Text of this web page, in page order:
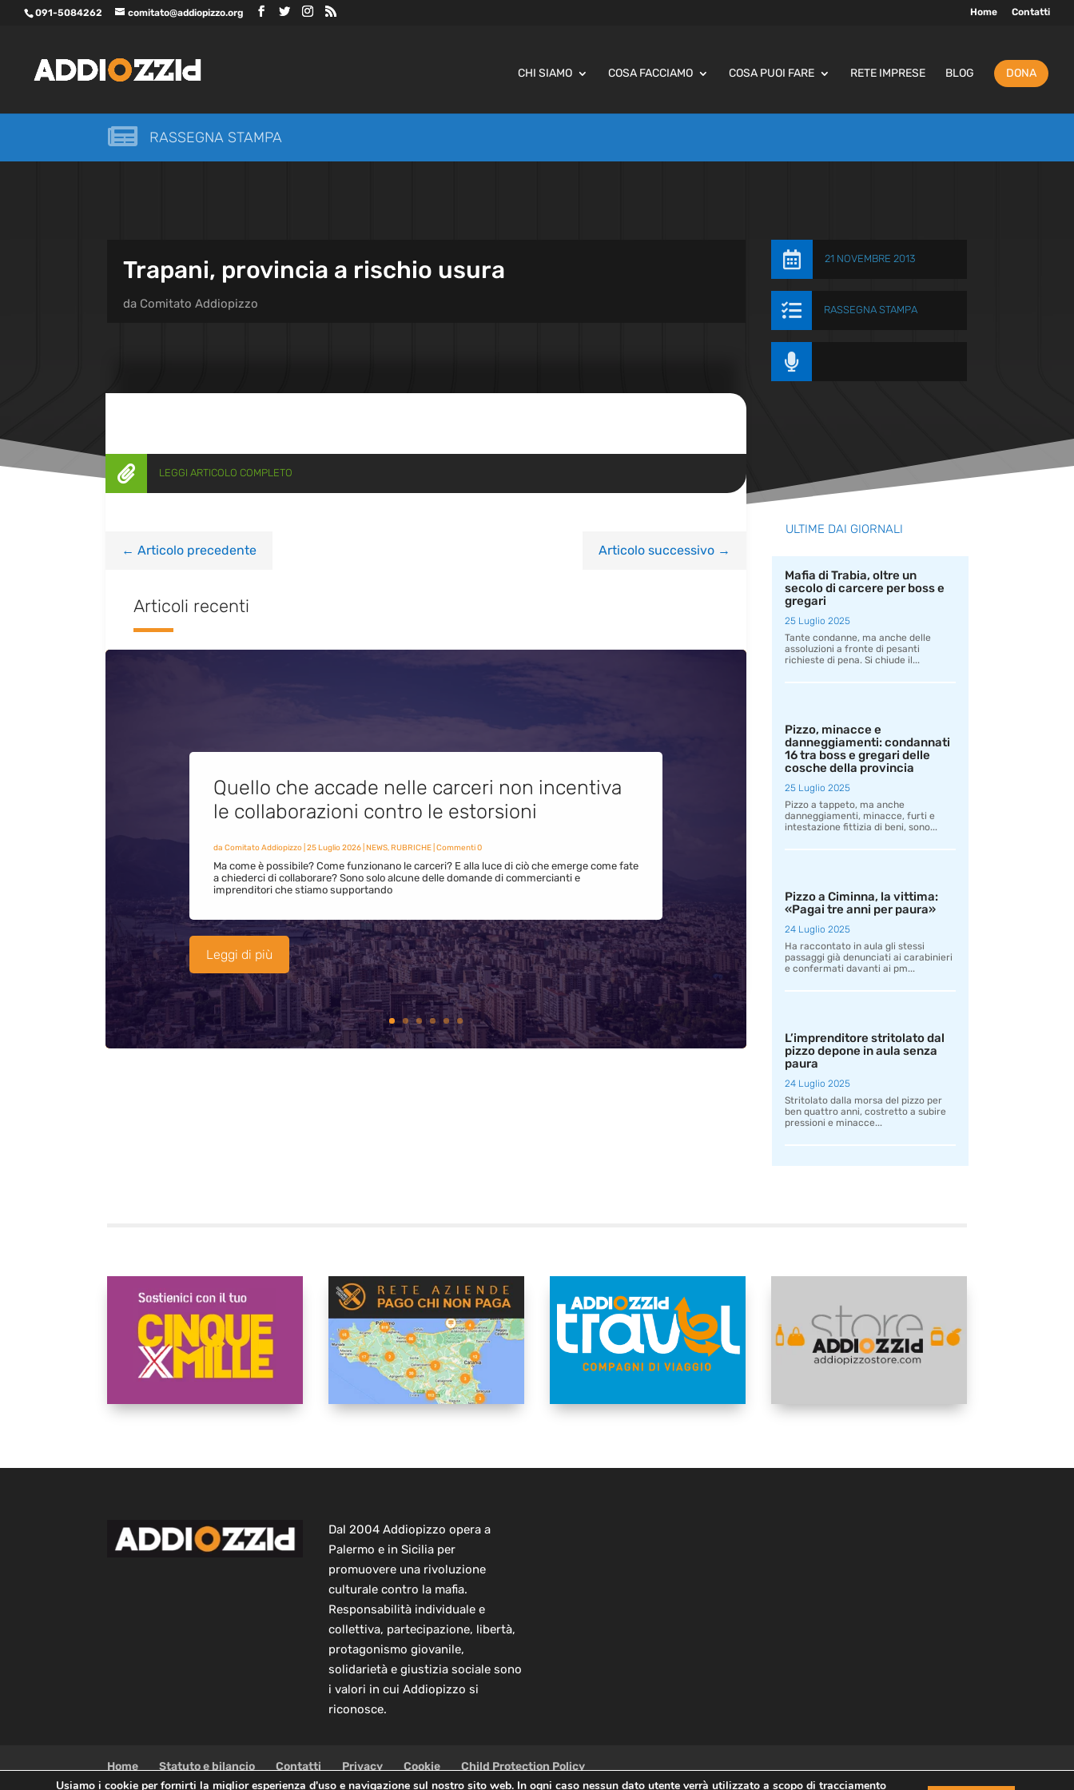
091-5084262 comitato@addiopizzo.org Home Contatti
CHI SIAMO COSA FACCIAMO COSA PUOI FARE RETE IMPRESE BLOG DONA
 RASSEGNA STAMPA
Trapani, provincia a rischio usura
da Comitato Addiopizzo
 21 NOVEMBRE 2013
 RASSEGNA STAMPA

 LEGGI ARTICOLO COMPLETO
← Articolo precedente Articolo successivo→
Articoli recenti
Quello che accade nelle carceri non incentiva
le collaborazioni contro le estorsioni
da Comitato Addiopizzo| 25 Luglio 2026| NEWS,RUBRICHE| Commenti 0
Ma come è possibile? Come funzionano le carceri? E alla luce di ciò che emerge come fate
a chiederci di collaborare? Sono solo alcune delle domande di commercianti e
imprenditori che stiamo supportando
Leggi di più
ULTIME DAI GIORNALI
Mafia di Trabia, oltre un
secolo di carcere per boss e
gregari
25 Luglio 2025
Tante condanne, ma anche delle
assoluzioni a fronte di pesanti
richieste di pena. Si chiude il...
Pizzo, minacce e
danneggiamenti: condannati
16 tra boss e gregari delle
cosche della provincia
25 Luglio 2025
Pizzo a tappeto, ma anche
danneggiamenti, minacce, furti e
intestazione fittizia di beni, sono...
Pizzo a Ciminna, la vittima:
«Pagai tre anni per paura»
24 Luglio 2025
Ha raccontato in aula gli stessi
passaggi già denunciati ai carabinieri
e confermati davanti ai pm...
L’imprenditore stritolato dal
pizzo depone in aula senza
paura
24 Luglio 2025
Stritolato dalla morsa del pizzo per
ben quattro anni, costretto a subire
pressioni e minacce...
Dal 2004 Addiopizzo opera a
Palermo e in Sicilia per
promuovere una rivoluzione
culturale contro la mafia.
Responsabilità individuale e
collettiva, partecipazione, libertà,
protagonismo giovanile,
solidarietà e giustizia sociale sono
i valori in cui Addiopizzo si
riconosce.
Home Statuto e bilancio Contatti Privacy Cookie Child Protection Policy
Usiamo i cookie per fornirti la miglior esperienza d'uso e navigazione sul nostro sito web. In ogni caso nessun dato utente verrà utilizzato a scopo di tracciamento